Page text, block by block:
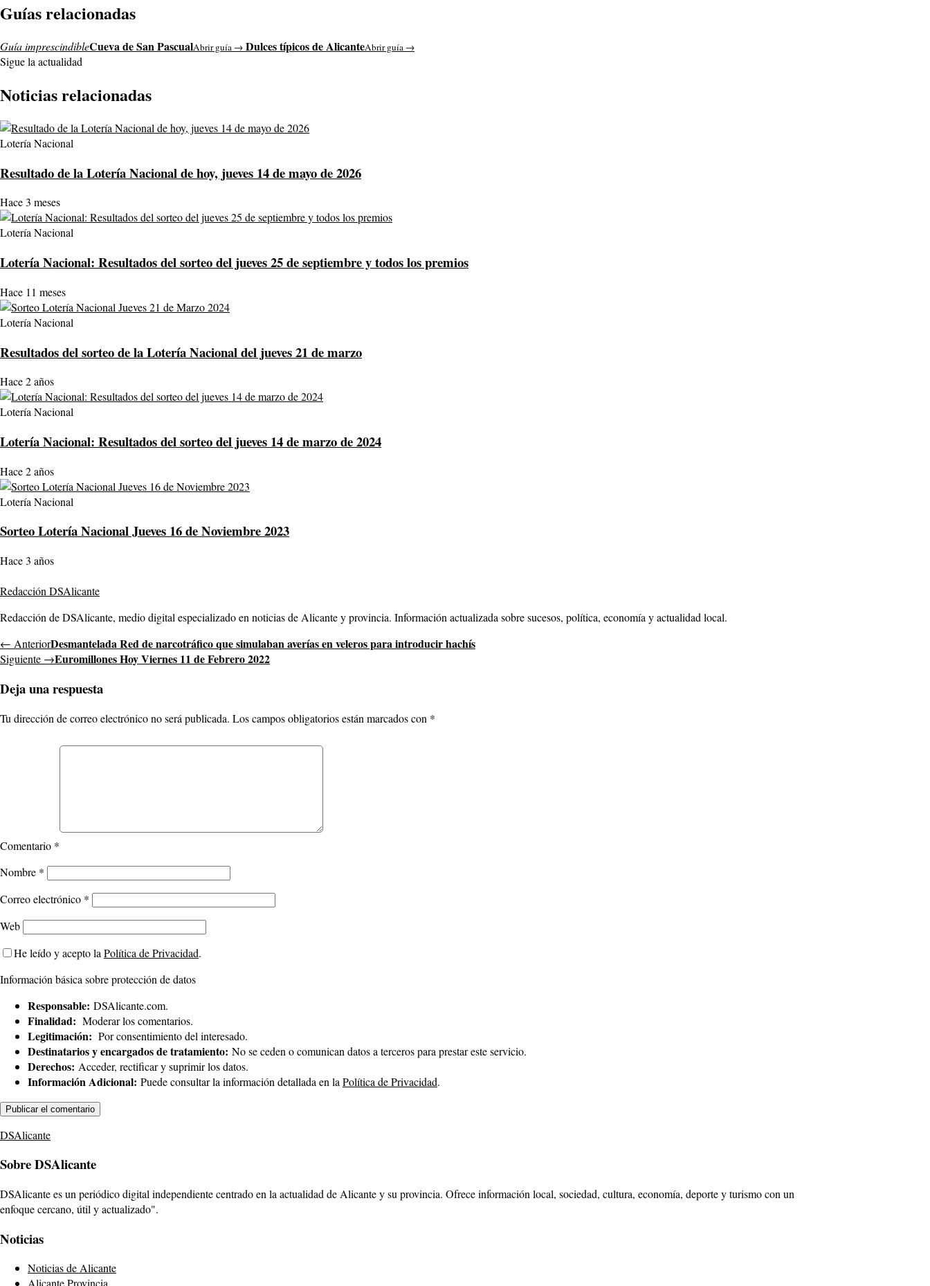
Guías relacionadas
Guía imprescindibleCueva de San PascualAbrir guía → Dulces típicos de AlicanteAbrir guía →
Sigue la actualidad
Noticias relacionadas
Lotería Nacional
Resultado de la Lotería Nacional de hoy, jueves 14 de mayo de 2026
Hace 3 meses
Lotería Nacional
Lotería Nacional: Resultados del sorteo del jueves 25 de septiembre y todos los premios
Hace 11 meses
Lotería Nacional
Resultados del sorteo de la Lotería Nacional del jueves 21 de marzo
Hace 2 años
Lotería Nacional
Lotería Nacional: Resultados del sorteo del jueves 14 de marzo de 2024
Hace 2 años
Lotería Nacional
Sorteo Lotería Nacional Jueves 16 de Noviembre 2023
Hace 3 años
Redacción DSAlicante
Redacción de DSAlicante, medio digital especializado en noticias de Alicante y provincia. Información actualizada sobre sucesos, política, economía y actualidad local.
← AnteriorDesmantelada Red de narcotráfico que simulaban averías en veleros para introducir hachís
Siguiente →Euromillones Hoy Viernes 11 de Febrero 2022
Deja una respuesta
Tu dirección de correo electrónico no será publicada. Los campos obligatorios están marcados con *
Comentario *
Nombre *
Correo electrónico *
Web
He leído y acepto la Política de Privacidad.
Información básica sobre protección de datos
Responsable: DSAlicante.com.
Finalidad: Moderar los comentarios.
Legitimación: Por consentimiento del interesado.
Destinatarios y encargados de tratamiento: No se ceden o comunican datos a terceros para prestar este servicio.
Derechos: Acceder, rectificar y suprimir los datos.
Información Adicional: Puede consultar la información detallada en la Política de Privacidad.
DSAlicante
Sobre DSAlicante
DSAlicante es un periódico digital independiente centrado en la actualidad de Alicante y su provincia. Ofrece información local, sociedad, cultura, economía, deporte y turismo con un
enfoque cercano, útil y actualizado".
Noticias
Noticias de Alicante